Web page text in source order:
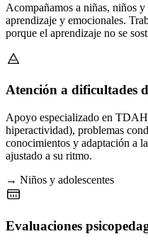
Acompañamos a niñas, niños y
aprendizaje y emocionales.
porque el aprendizaje no se
Atención a dificultades
Apoyo especializado en
hiperactividad), problemas
conocimientos y adaptación a
ajustado a su ritmo.
→ Niños y adolescentes
Evaluaciones